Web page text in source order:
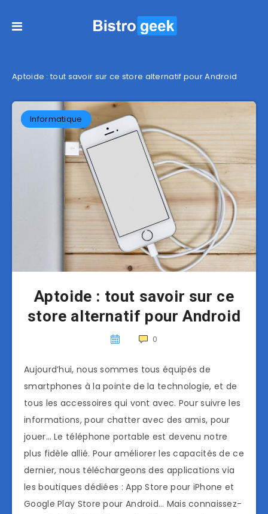
Aptoide : tout savoir sur ce store alternatif pour Android
Informatique
Aptoide : tout savoir sur ce
store alternatif pour Android
0
Aujourd’hui, nous sommes tous équipés de
smartphones à la pointe de la technologie, et de
tous les accessoires qui vont avec. Pour suivre les
informations, pour chatter avec des amis, pour
jouer… Le téléphone portable est devenu notre
plus fidèle allié. Pour améliorer les capacités de ce
dernier, nous téléchargeons des applications via
les boutiques dédiées : App Store pour iPhone et
Google Play Store pour Android… Mais connaissez-